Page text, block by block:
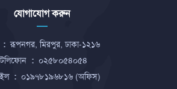
যোগাযোগ করুন
: রূপনগর, মিরপুর, ঢাকা-১২১৬
: ০২৫৮০৫৪০৫৪
: ০১৯৭৮১৯৬৮১৬ (অফিস)